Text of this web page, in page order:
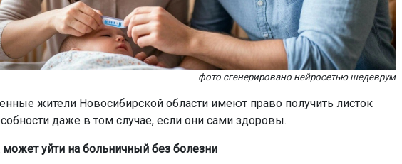
фото сгенерировано нейросетью шедеврум
жители Новосибирской области имеют право получить листок
даже в том случае, если они сами здоровы.
может уйти на больничный без болезни